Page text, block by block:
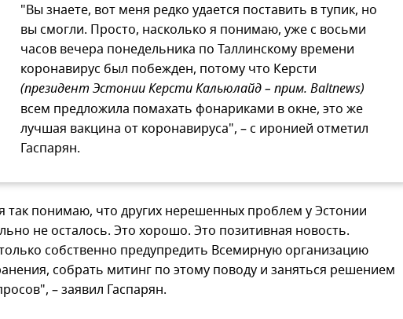
"Вы знаете, вот меня редко удается поставить в тупик, но
вы смогли. Просто, насколько я понимаю, уже с восьми
часов вечера понедельника по Таллинскому времени
коронавирус был побежден, потому что Керсти
(президент Эстонии Керсти Кальюлайд – прим. Baltnews)
всем предложила помахать фонариками в окне, это же
лучшая вакцина от коронавируса", – с иронией отметил
Гаспарян.
так понимаю, что других нерешенных проблем у Эстонии
не осталось. Это хорошо. Это позитивная новость.
собственно предупредить Всемирную организацию
собрать митинг по этому поводу и заняться решением
– заявил Гаспарян.